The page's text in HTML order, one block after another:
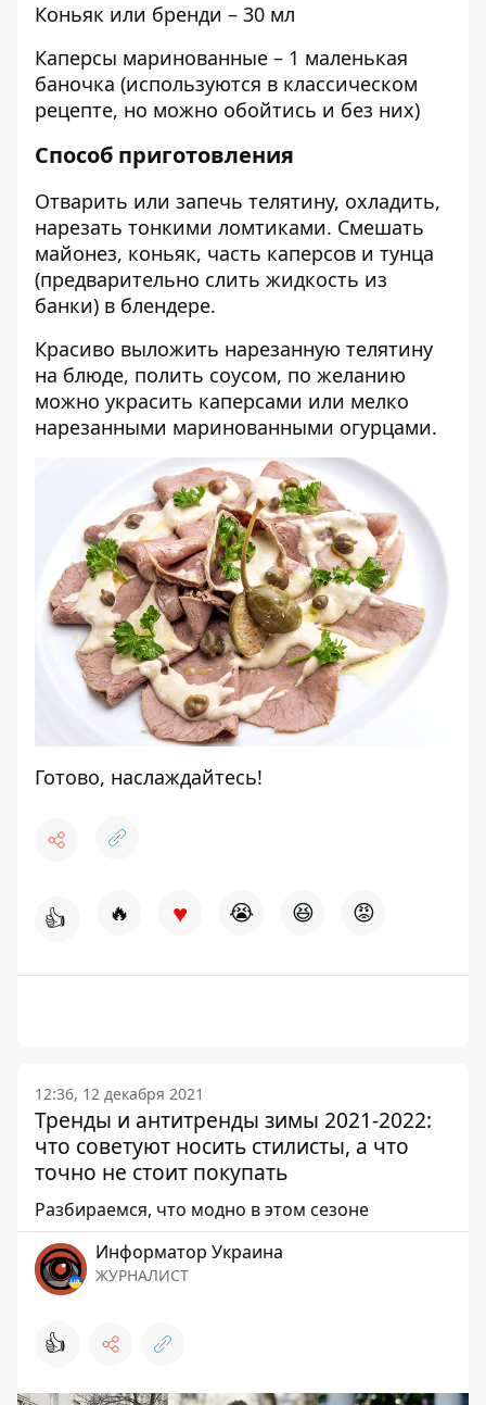
Коньяк или бренди – 30 мл
Каперсы маринованные – 1 маленькая
баночка (используются в классическом
рецепте, но можно обойтись и без них)
Способ приготовления
Отварить или запечь телятину, охладить,
нарезать тонкими ломтиками. Смешать
майонез, коньяк, часть каперсов и тунца
(предварительно слить жидкость из
банки) в блендере.
Красиво выложить нарезанную телятину
на блюде, полить соусом, по желанию
можно украсить каперсами или мелко
нарезанными маринованными огурцами.
Готово, наслаждайтесь!
👍 🔥 ♥ 😭 😆 😡
12:36, 12 декабря 2021
Тренды и антитренды зимы 2021-2022:
что советуют носить стилисты, а что
точно не стоит покупать
Разбираемся, что модно в этом сезоне
Информатор Украина
ЖУРНАЛИСТ
👍